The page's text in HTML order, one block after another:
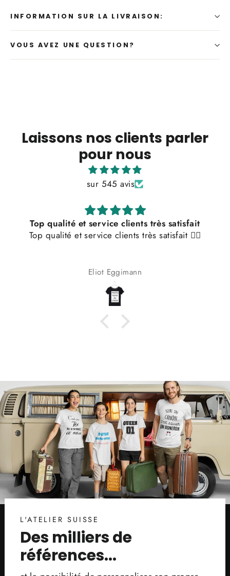
INFORMATION SUR LA LIVRAISON:
VOUS AVEZ UNE QUESTION?
Laissons nos clients parler
pour nous
sur 545 avis
Top qualité et service clients très satisfait
Top qualité et service clients très satisfait 👌🏼
Eliot Eggimann
L'ATELIER SUISSE
Des milliers de
références...